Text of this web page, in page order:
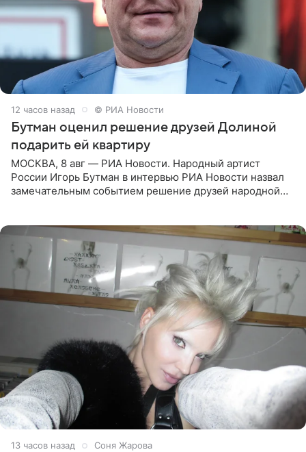
12 часов назад © РИА Новости
Бутман оценил решение друзей Долиной
подарить ей квартиру
МОСКВА, 8 авг — РИА Новости. Народный артист
России Игорь Бутман в интервью РИА Новости назвал
замечательным событием решение друзей народной
13 часов назад Соня Жарова